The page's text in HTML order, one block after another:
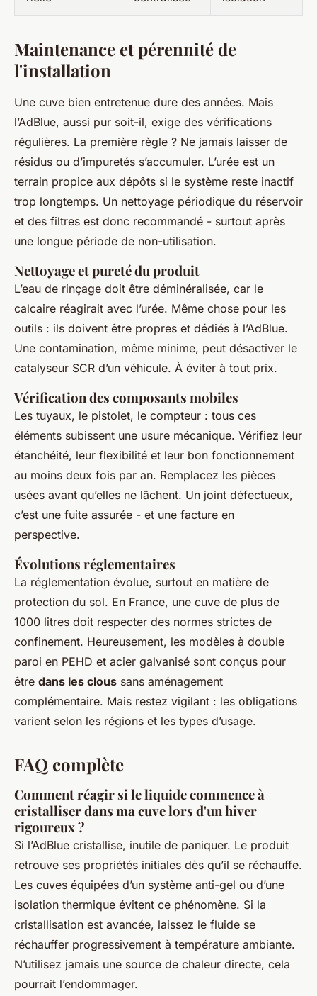
Maintenance et pérennité de
l'installation
Une cuve bien entretenue dure des années. Mais
l’AdBlue, aussi pur soit-il, exige des vérifications
régulières. La première règle ? Ne jamais laisser de
résidus ou d’impuretés s’accumuler. L’urée est un
terrain propice aux dépôts si le système reste inactif
trop longtemps. Un nettoyage périodique du réservoir
et des filtres est donc recommandé - surtout après
une longue période de non-utilisation.
Nettoyage et pureté du produit
L’eau de rinçage doit être déminéralisée, car le
calcaire réagirait avec l’urée. Même chose pour les
outils : ils doivent être propres et dédiés à l’AdBlue.
Une contamination, même minime, peut désactiver le
catalyseur SCR d’un véhicule. À éviter à tout prix.
Vérification des composants mobiles
Les tuyaux, le pistolet, le compteur : tous ces
éléments subissent une usure mécanique. Vérifiez leur
étanchéité, leur flexibilité et leur bon fonctionnement
au moins deux fois par an. Remplacez les pièces
usées avant qu’elles ne lâchent. Un joint défectueux,
c’est une fuite assurée - et une facture en
perspective.
Évolutions réglementaires
La réglementation évolue, surtout en matière de
protection du sol. En France, une cuve de plus de
1000 litres doit respecter des normes strictes de
confinement. Heureusement, les modèles à double
paroi en PEHD et acier galvanisé sont conçus pour
être dans les clous sans aménagement
complémentaire. Mais restez vigilant : les obligations
varient selon les régions et les types d’usage.
FAQ complète
Comment réagir si le liquide commence à
cristalliser dans ma cuve lors d'un hiver
rigoureux ?
Si l’AdBlue cristallise, inutile de paniquer. Le produit
retrouve ses propriétés initiales dès qu’il se réchauffe.
Les cuves équipées d’un système anti-gel ou d’une
isolation thermique évitent ce phénomène. Si la
cristallisation est avancée, laissez le fluide se
réchauffer progressivement à température ambiante.
N’utilisez jamais une source de chaleur directe, cela
pourrait l’endommager.